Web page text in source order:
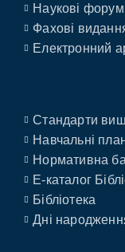
Наукові
Фахові
Електронний
Стандарти
Навчальні
Нормативна
E-каталог
Бібліотека
Дні